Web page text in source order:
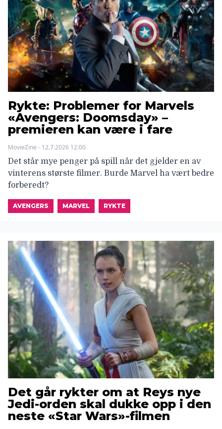
Rykte: Problemer for Marvels
«Avengers: Doomsday» –
premieren kan være i fare
MovieZine - 12.7.2026 12:00
Det står mye penger på spill når det gjelder en av
vinterens største filmer. Burde Marvel ha vært bedre
forberedt?
AVENGERS MARVEL RYKTE
Det går rykter om at Reys nye
Jedi-orden skal dukke opp i den
neste «Star Wars»-filmen